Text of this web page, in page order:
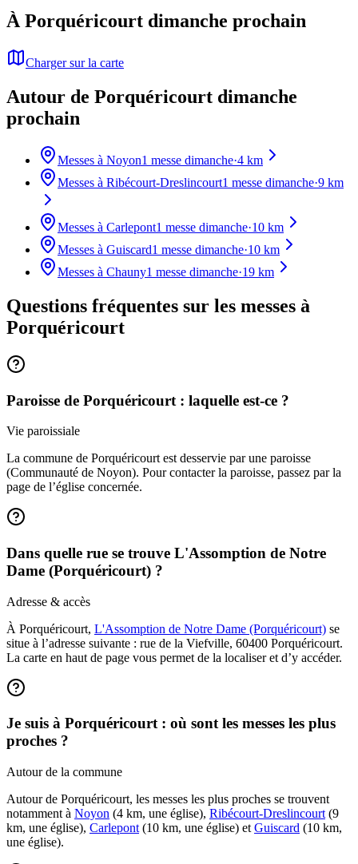
À Porquéricourt dimanche prochain
Charger sur la carte
Autour de Porquéricourt dimanche
prochain
Messes à Noyon1 messe dimanche·4 km
Messes à Ribécourt-Dreslincourt1 messe dimanche·9 km
Messes à Carlepont1 messe dimanche·10 km
Messes à Guiscard1 messe dimanche·10 km
Messes à Chauny1 messe dimanche·19 km
Questions fréquentes sur les messes à
Porquéricourt
Paroisse de Porquéricourt : laquelle est-ce ?
Vie paroissiale
La commune de Porquéricourt est desservie par une paroisse
(Communauté de Noyon). Pour contacter la paroisse, passez par la
page de l’église concernée.
Dans quelle rue se trouve L'Assomption de Notre
Dame (Porquéricourt) ?
Adresse & accès
À Porquéricourt, L'Assomption de Notre Dame (Porquéricourt) se
situe à l’adresse suivante : rue de la Viefville, 60400 Porquéricourt.
La carte en haut de page vous permet de la localiser et d’y accéder.
Je suis à Porquéricourt : où sont les messes les plus
proches ?
Autour de la commune
Autour de Porquéricourt, les messes les plus proches se trouvent
notamment à Noyon (4 km, une église), Ribécourt-Dreslincourt (9
km, une église), Carlepont (10 km, une église) et Guiscard (10 km,
une église).